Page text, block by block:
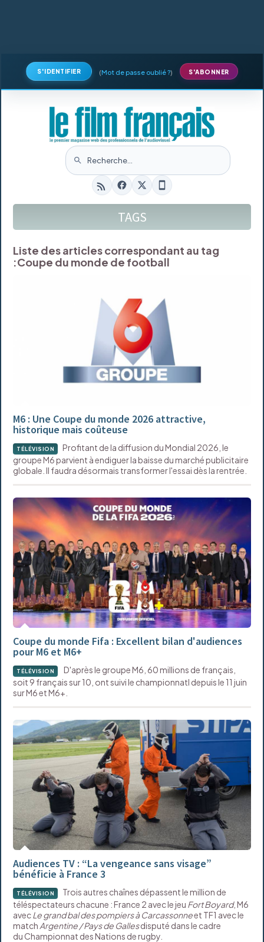
S'IDENTIFIER (Mot de passe oublié ?) S'ABONNER
TAGS
Liste des articles correspondant au tag
:Coupe du monde de football
M6 : Une Coupe du monde 2026 attractive,
historique mais coûteuse
TÉLÉVISION
Profitant de la diffusion du Mondial 2026, le
groupe M6 parvient à endiguer la baisse du marché publicitaire
globale. Il faudra désormais transformer l'essai dès la rentrée.
Coupe du monde Fifa : Excellent bilan d'audiences
pour M6 et M6+
TÉLÉVISION
D'après le groupe M6, 60 millions de français,
soit 9 français sur 10, ont suivi le championnatl depuis le 11 juin
sur M6 et M6+.
Audiences TV : “La vengeance sans visage”
bénéficie à France 3
TÉLÉVISION
Trois autres chaînes dépassent le million de
téléspectateurs chacune : France 2 avec le jeu Fort Boyard, M6
avecLe grand bal des pompiers à Carcassonneet TF1 avec le
match Argentine / Pays de Gallesdisputé dans le cadre
du Championnat des Nations de rugby.